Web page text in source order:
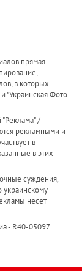
прямая
в которых
"Украинская Фото
"Реклама" /
рекламными и
в
в этих
суждения,
украинскому
несет
- R40-05097